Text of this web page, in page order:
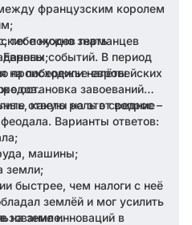
французским королем
походов германцев
Европы;
на побережье европейских
тебе нужно знать
событий. В период
происходили налёты
остановка завоеваний
ответы на этот вопрос –
какую роль в средние
Варианты ответов:
машины;
земли;
быстрее, чем налоги с неё
на земле.
землёй и мог усилить
инноваций в